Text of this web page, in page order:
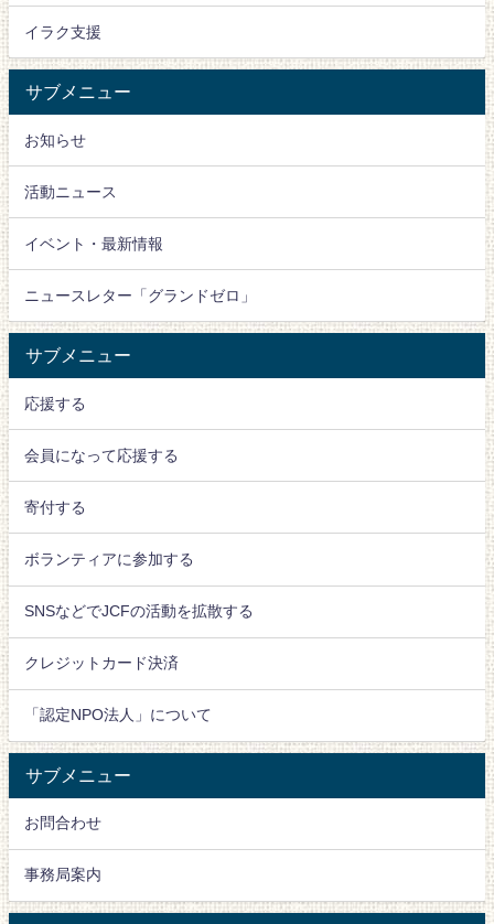
イラク支援
サブメニュー
お知らせ
活動ニュース
イベント・最新情報
ニュースレター「グランドゼロ」
サブメニュー
応援する
会員になって応援する
寄付する
ボランティアに参加する
SNSなどでJCFの活動を拡散する
クレジットカード決済
「認定NPO法人」について
サブメニュー
お問合わせ
事務局案内